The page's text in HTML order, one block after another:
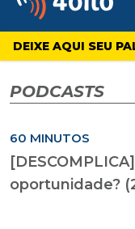
4oito
DEIXE AQUI SEU
PODCASTS
60 MINUTOS
oportunidade?